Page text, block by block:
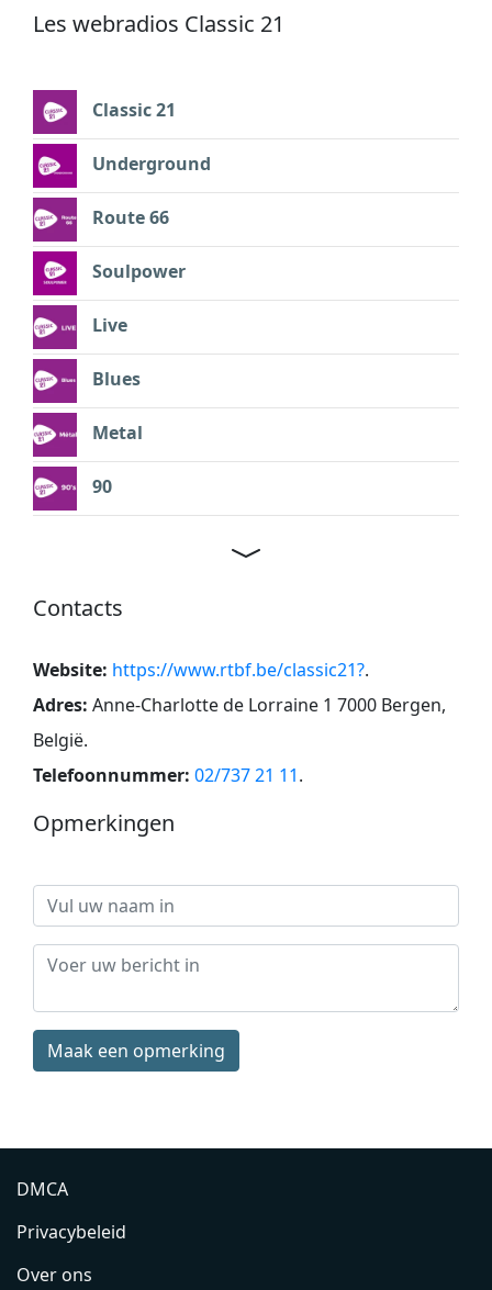
Les webradios Classic 21
Classic 21
Underground
Route 66
Soulpower
Live
Blues
Metal
90
Contacts
Website: https://www.rtbf.be/classic21?.
Adres: Anne-Charlotte de Lorraine 1 7000 Bergen,
België.
Telefoonnummer: 02/737 21 11.
Opmerkingen
Maak een opmerking
DMCA
Privacybeleid
Over ons